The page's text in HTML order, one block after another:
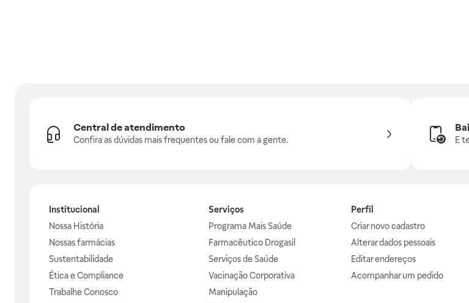
Central de atendimento
Confira as dúvidas mais frequentes ou fale com a gente. E
Institucional
Nossa História
Nossas farmácias
Sustentabilidade
Ética e Compliance
Trabalhe Conosco
Serviços
Programa Mais Saúde
Farmacêutico Drogasil
Serviços de Saúde
Vacinação Corporativa
Manipulação
Perfil
Criar novo cadastro
Alterar dados pessoais
Editar endereços
Acompanhar um pedido